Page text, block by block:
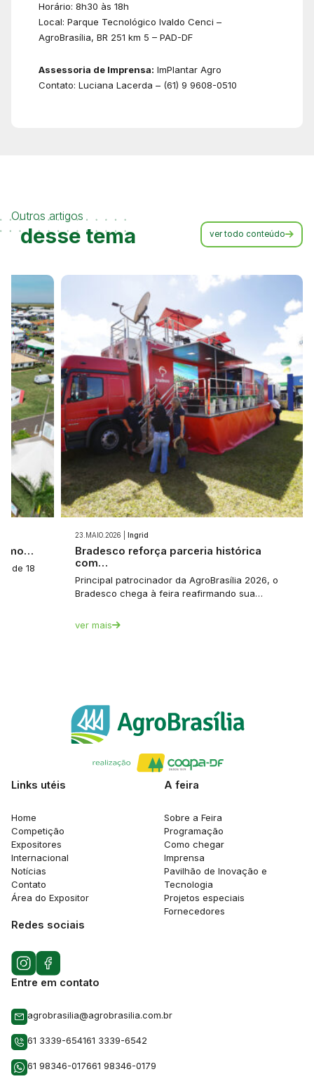
Horário: 8h30 às 18h
Local: Parque Tecnológico Ivaldo Cenci –
AgroBrasília, BR 251 km 5 – PAD-DF
Assessoria de Imprensa: ImPlantar Agro
Contato: Luciana Lacerda – (61) 9 9608-0510
Outros artigos
desse tema ver todo conteúdo
de 18
23.MAIO.2026 | Ingrid
Bradesco reforça parceria histórica
com…
Principal patrocinador da AgroBrasília 2026, o
Bradesco chega à feira reafirmando sua…
ver mais
Links utéis
Home
Competição
Expositores
Internacional
Notícias
Contato
Área do Expositor
A feira
Sobre a Feira
Programação
Como chegar
Imprensa
Pavilhão de Inovação e
Tecnologia
Projetos especiais
Fornecedores
Redes sociais
Entre em contato
agrobrasilia@agrobrasilia.com.br
61 3339-654161 3339-6542
61 98346-017661 98346-0179